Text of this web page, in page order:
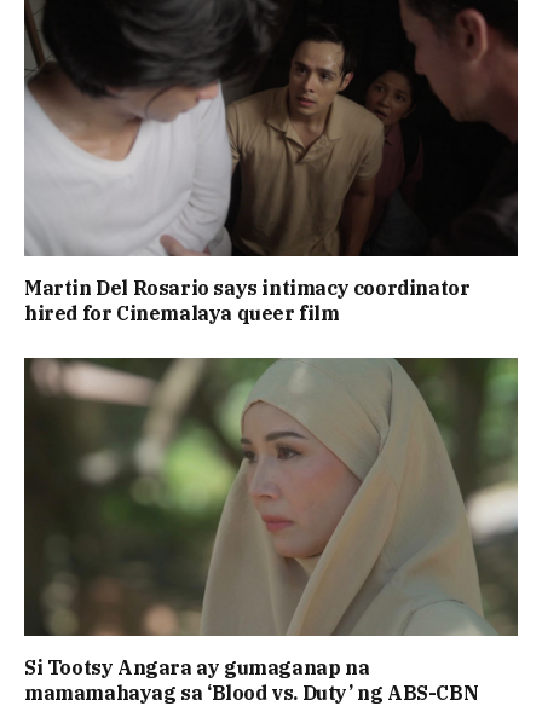
Martin Del Rosario says intimacy coordinator
hired for Cinemalaya queer film
Si Tootsy Angara ay gumaganap na
mamamahayag sa ‘Blood vs. Duty’ ng ABS-CBN